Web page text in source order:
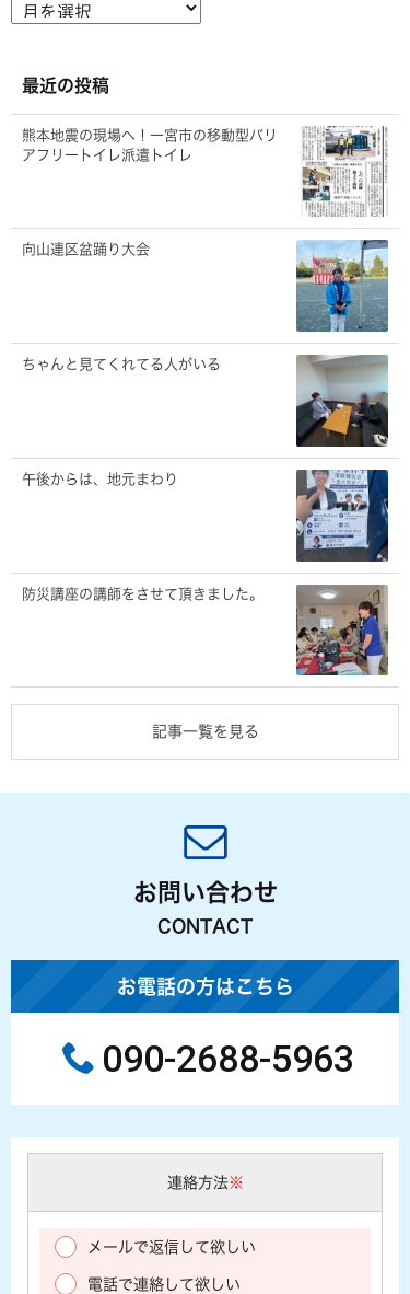
ー
ブ
最近の投稿
熊本地震の現場へ！一宮市の移動型バリ
アフリートイレ派遣トイレ
向山連区盆踊り大会
ちゃんと見てくれてる人がいる
午後からは、地元まわり
防災講座の講師をさせて頂きました。
記事一覧を見る
お問い合わせ
CONTACT
お電話の方はこちら
090-2688-5963
連絡方法※
メールで返信して欲しい
電話で連絡して欲しい